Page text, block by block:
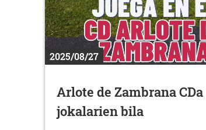
2025/08/27
Arlote de Zambrana CDa
jokalarien bila